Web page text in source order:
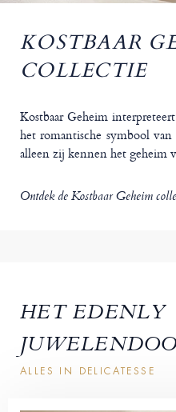
KOSTBAAR
COLLECTIE
Kostbaar Geheim
het romantische symbool
alleen zij kennen het geheim
Ontdek de Kostbaar Geheim
HET EDENLY
ALLES IN DELICATESSE